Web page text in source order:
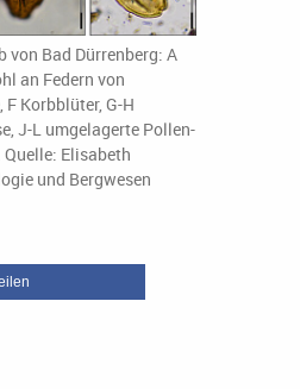
von Bad Dürrenberg: A
an Federn von
Korbblüter, G-H
J-L umgelagerte Pollen-
Quelle: Elisabeth
und Bergwesen